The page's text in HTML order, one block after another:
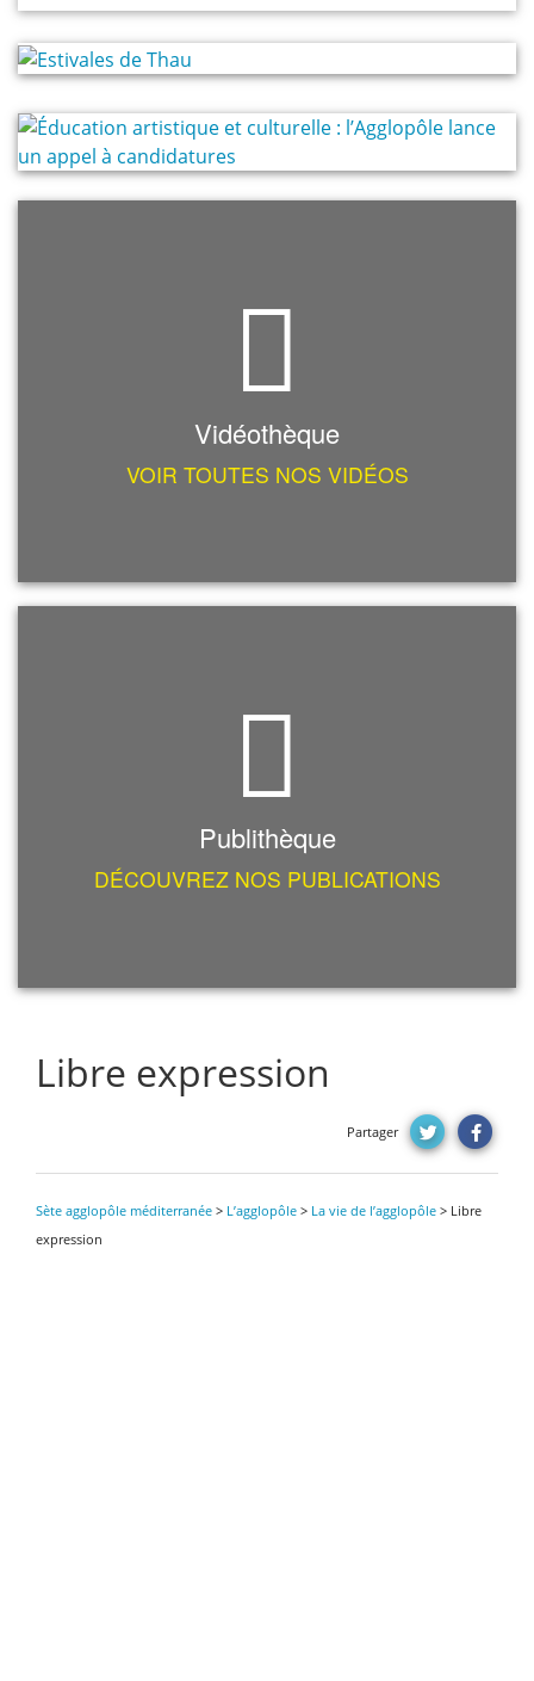
Vidéothèque
VOIR TOUTES NOS VIDÉOS
Publithèque
DÉCOUVREZ NOS PUBLICATIONS
Libre expression
Partager
Sète agglopôle méditerranée > L’agglopôle > La vie de l’agglopôle > Libre
expression